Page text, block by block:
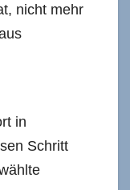
nicht mehr
in
Schritt